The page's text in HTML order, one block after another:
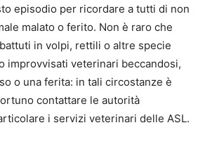
episodio per ricordare a tutti di non
malato o ferito. Non è raro che
in volpi, rettili o altre specie
improvvisati veterinari beccandosi,
o una ferita: in tali circostanze è
contattare le autorità
i servizi veterinari delle ASL.